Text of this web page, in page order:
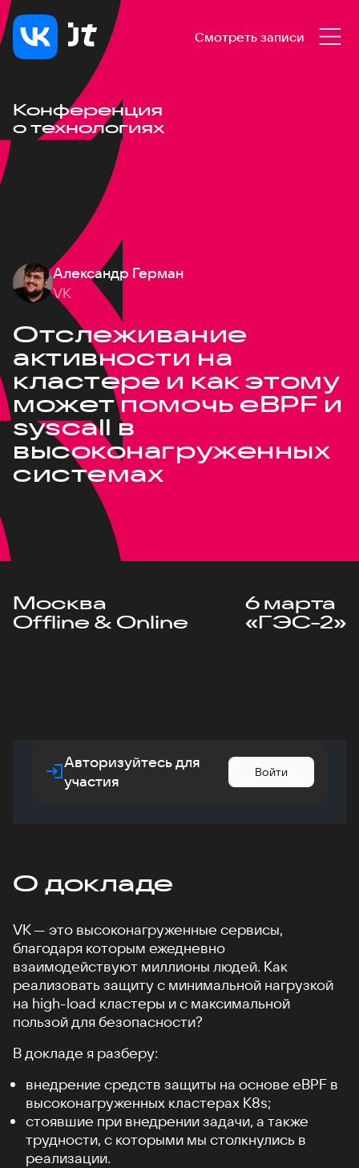
Смотреть записи
Конференция
о технологиях
Александр Герман
VK
Отслеживание
активности на
кластере и как этому
может помочь eBPF и
syscall в
высоконагруженных
системах
Москва
Offline & Online
6 марта
«ГЭС-2»
Авторизуйтесь для
участия
Войти
О докладе
VK — это высоконагруженные сервисы,
благодаря которым ежедневно
взаимодействуют миллионы людей. Как
реализовать защиту с минимальной нагрузкой
на high-load кластеры и с максимальной
пользой для безопасности?
В докладе я разберу:
внедрение средств защиты на основе eBPF в
высоконагруженных кластерах K8s;
стоявшие при внедрении задачи, а также
трудности, с которыми мы столкнулись в
реализации.